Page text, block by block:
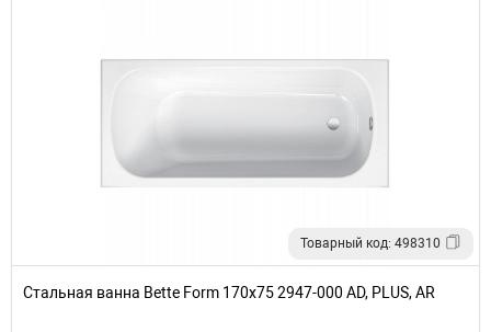
Товарный код: 498310
Стальная ванна Bette Form 170x75 2947-000 AD, PLUS, AR